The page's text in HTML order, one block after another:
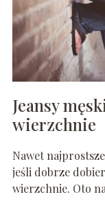
Jeansy
wierzchnie
Nawet
jeśli dobrze
wierzchnie. Oto